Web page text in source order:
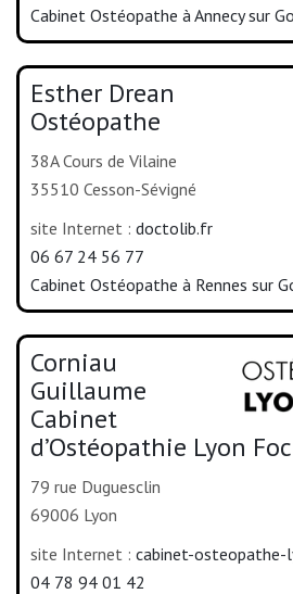
Cabinet Ostéopathe à Annecy sur
Esther Drean
Ostéopathe
38A Cours de Vilaine
35510 Cesson-Sévigné
site Internet : doctolib.fr
06 67 24 56 77
Cabinet Ostéopathe à Rennes sur
Corniau
Guillaume
Cabinet
d’Ostéopathie Lyon
79 rue Duguesclin
69006 Lyon
site Internet : cabinet-osteopathe-
04 78 94 01 42